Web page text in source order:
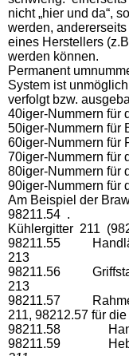
nicht „hier und da“,
werden,
eines Herstellers
werden können.
Permanent
System ist
verfolgt bzw.
40iger-Nummern für
50iger-Nummern für
60iger-Nummern für
70iger-Nummern für
80iger-Nummern für
90iger-Nummern für
Am Beispiel der
98211.54 .
Kühlergitter 211
98211.55
213
98211.56
213
98211.57
211, 98212.57 für
98211.58
98211.59